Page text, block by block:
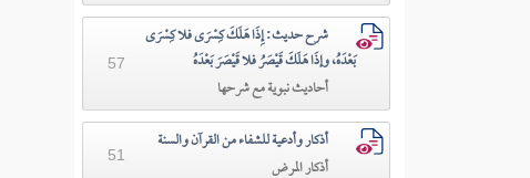
شرح حديث: إِذَا هَلَكَ كِسْرَى فلا كِسْرَى
بَعْدَهُ، وإذَا هَلَكَ قَيْصَرُ فلا قَيْصَرَ بَعْدَهُ
أحاديث نبوية مع شرحها
57
أذكار وأدعية للشفاء من القرآن والسنة
أذكار المرض
51